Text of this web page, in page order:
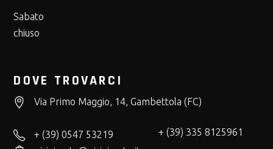
Sabato
chiuso
DOVE TROVARCI
Via Primo Maggio, 14, Gambettola (FC)
+ (39) 0547 53219
+ (39) 335 8125961